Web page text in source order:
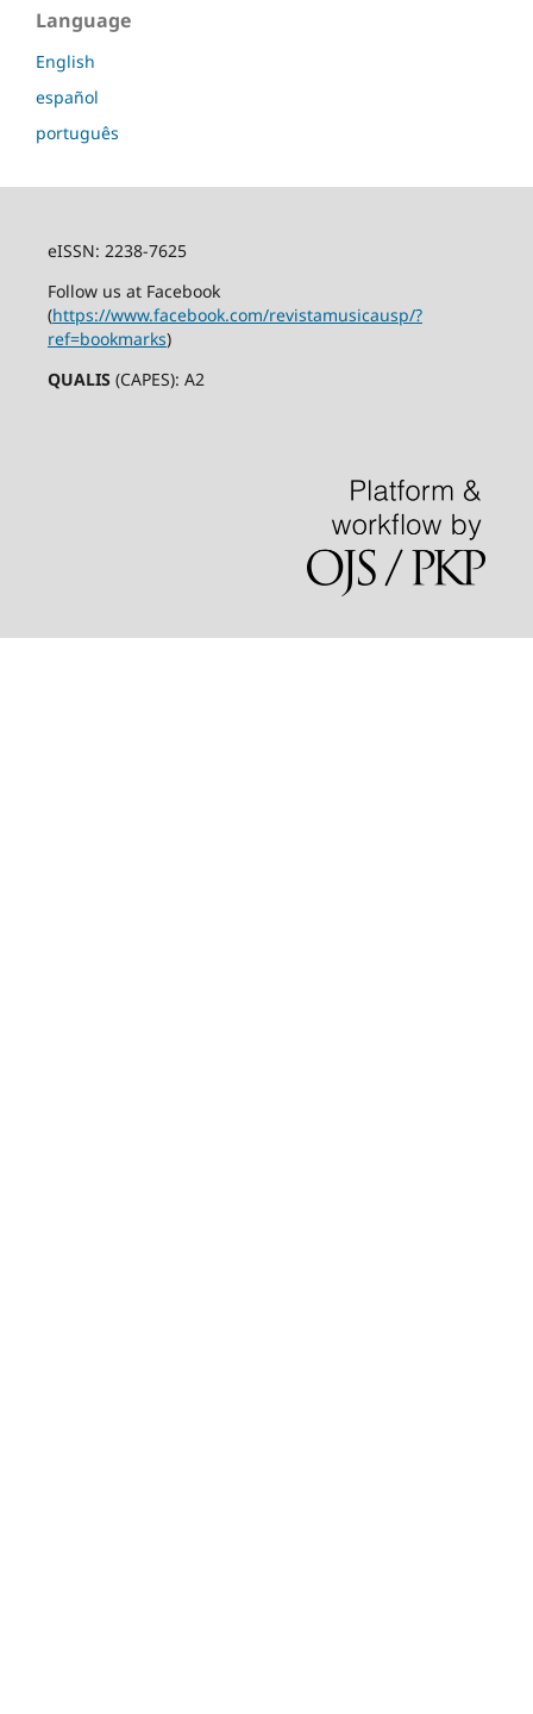
Language
English
español
português
eISSN: 2238-7625
Follow us at Facebook
(https://www.facebook.com/revistamusicausp/?
ref=bookmarks)
QUALIS (CAPES): A2